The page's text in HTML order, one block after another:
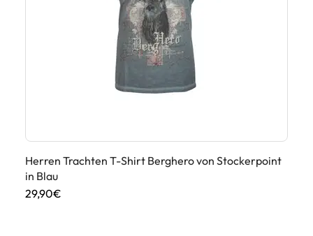
Herren Trachten T-Shirt Berghero von Stockerpoint
in Blau
29,90€